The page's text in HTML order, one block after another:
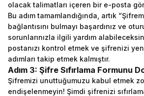
olacak talimatları içeren bir e-posta
Bu adım tamamlandığında, artık
bağlantısını bulmayı başardınız ve
sorunlarınızla ilgili yardım
postanızı kontrol etmek ve şifrenizi
adımları takip etmek kalmıştır.
Adım 3: Şifre Sıfırlama Formunu
Şifremizi unuttuğumuzu kabul etmek
endişelenmeyin! Şimdi şifrenizi